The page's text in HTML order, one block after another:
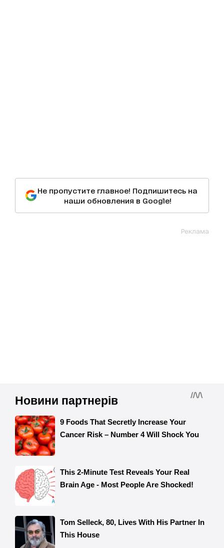
Не пропустите главное! Подпишитесь на
наши обновления в Google!
Реклама